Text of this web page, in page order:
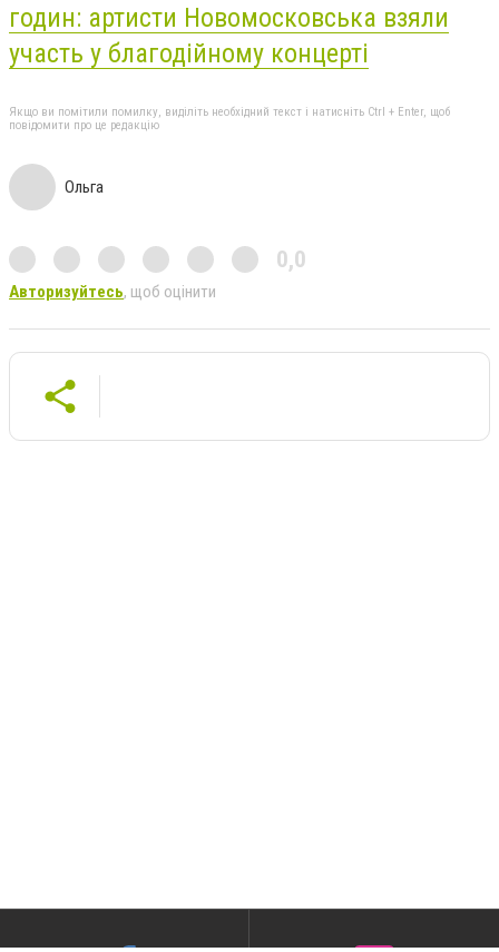
годин: артисти Новомосковська взяли
участь у благодійному концерті
Якщо ви помітили помилку, виділіть необхідний текст і натисніть Ctrl + Enter, щоб
повідомити про це редакцію
Ольга
0,0
Авторизуйтесь, щоб оцінити